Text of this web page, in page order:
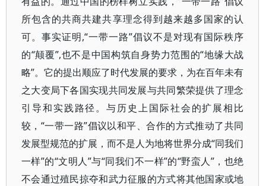
所包含的共商共建共享理念得到越来越多国家的认
可。事实证明,“一带一路”倡议不是对现有国际秩序
的“颠覆”,也不是中国构筑自身势力范围的“地缘大战
略”。它的提出顺应了时代发展的要求，为在百年未有
之大变局下各国实现共同发展与共同繁荣提供了理念
引导和实践路径。与历史上国际社会的扩展相比
较，“一带一路”倡议以和平、合作的方式推动了共同
发展型规范的扩展，而不是人为地将世界分成“同我们
一样”的“文明人”与“同我们不一样”的“野蛮人”，也绝
不会通过殖民掠夺和武力征服的方式将其他国家或地